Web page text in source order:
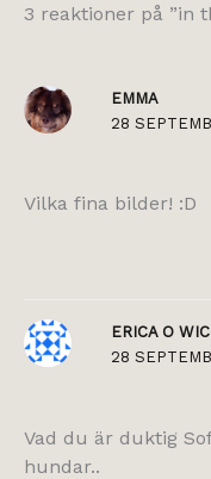
3 reaktioner på ”in
EMMA
28
Vilka fina bilder! :D
ERICA O
28
Vad du är duktig
hundar..